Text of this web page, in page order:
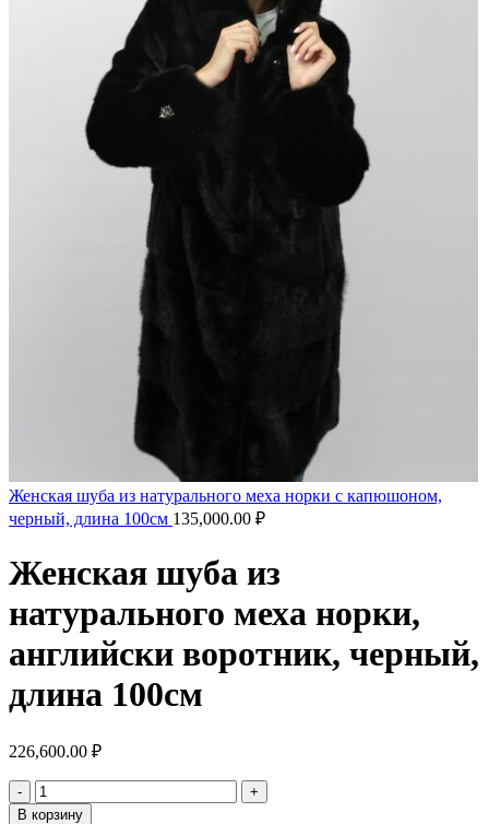
Женская шуба из натурального меха норки с капюшоном,
черный, длина 100см 135,000.00 ₽
Женская шуба из
натурального меха норки,
английски воротник, черный,
длина 100см
226,600.00 ₽
В корзину